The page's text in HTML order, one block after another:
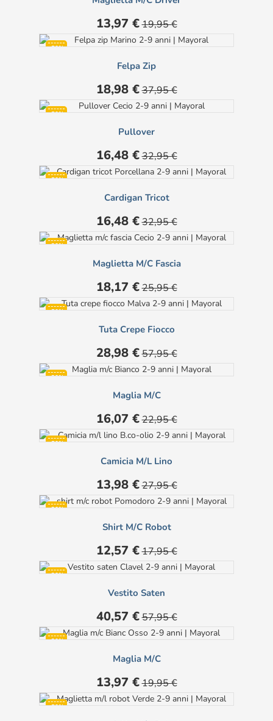
Prezzo
13,97 € Prezzo
base
19,95 €
-50%
Felpa Zip
Prezzo
18,98 € Prezzo
base
37,95 €
-50%
Pullover
Prezzo
16,48 € Prezzo
base
32,95 €
-50%
Cardigan Tricot
Prezzo
16,48 € Prezzo
base
32,95 €
-30%
Maglietta M/c Fascia
Prezzo
18,17 € Prezzo
base
25,95 €
-50%
Tuta Crepe Fiocco
Prezzo
28,98 € Prezzo
base
57,95 €
-30%
Maglia M/c
Prezzo
16,07 € Prezzo
base
22,95 €
-50%
Camicia M/l Lino
Prezzo
13,98 € Prezzo
base
27,95 €
-30%
Shirt M/c Robot
Prezzo
12,57 € Prezzo
base
17,95 €
-30%
Vestito Saten
Prezzo
40,57 € Prezzo
base
57,95 €
-30%
Maglia M/c
Prezzo
13,97 € Prezzo
base
19,95 €
-50%